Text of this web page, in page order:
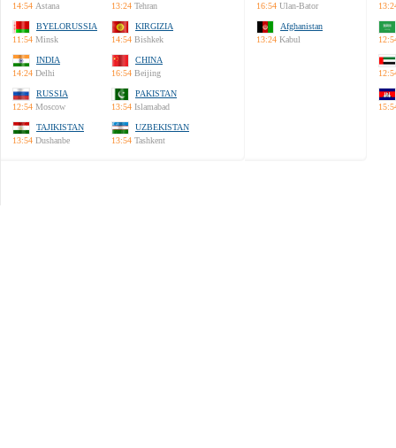
14:54 Astana
13:24 Tehran
BYELORUSSIA
11:54 Minsk
KIRGIZIA
14:54 Bishkek
INDIA
14:24 Delhi
CHINA
16:54 Beijing
RUSSIA
12:54 Moscow
PAKISTAN
13:54 Islamabad
TAJIKISTAN
13:54 Dushanbe
UZBEKISTAN
13:54 Tashkent
16:54 Ulan-Bator
Afghanistan
13:24 Kabul